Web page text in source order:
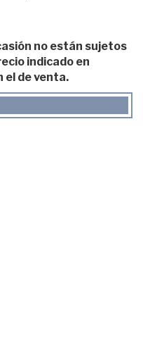
no están sujetos
indicado en
el de venta.